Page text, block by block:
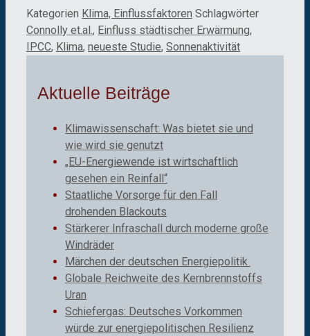
Kategorien Klima, Einflussfaktoren Schlagwörter
Connolly et.al. , Einfluss städtischer Erwärmung,
IPCC, Klima, neueste Studie, Sonnenaktivität
Aktuelle Beiträge
Klimawissenschaft: Was bietet sie und
wie wird sie genutzt
„EU-Energiewende ist wirtschaftlich
gesehen ein Reinfall“
Staatliche Vorsorge für den Fall
drohenden Blackouts
Stärkerer Infraschall durch moderne große
Windräder
Märchen der deutschen Energiepolitik
Globale Reichweite des Kernbrennstoffs
Uran
Schiefergas: Deutsches Vorkommen
würde zur energiepolitischen Resilienz